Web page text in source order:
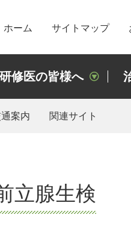
ホーム サイトマップ
修医の皆様へ
案内 関連サイト
立腺生検